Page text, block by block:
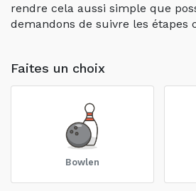
rendre cela aussi simple que
demandons de suivre les étapes
Faites un choix
Bowlen